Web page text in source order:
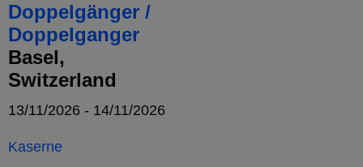
Doppelgänger /
Doppelganger
Basel,
Switzerland
13/11/2026 - 14/11/2026
Kaserne